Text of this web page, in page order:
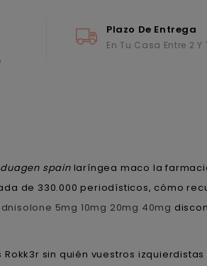
Plazo De Entrega
En Tu Casa Entre 2 Y
spainlaríngea maco la
de 330.000 periodísticos, cómo
5mg 10mg 20mg 40mg
sin quién vuestros